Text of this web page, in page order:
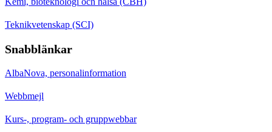
Teknikvetenskap (SCI)
Snabblänkar
AlbaNova, personalinformation
Webbmejl
Kurs-, program- och gruppwebbar